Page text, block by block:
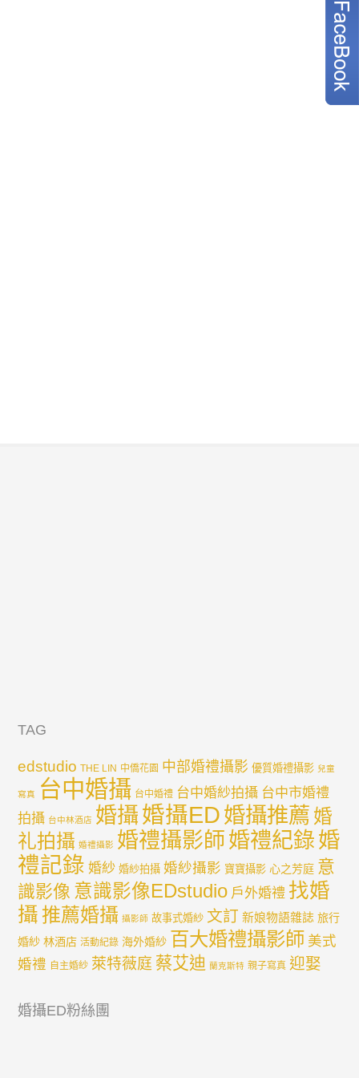
TAG
edstudio THE LIN 中僑花園 中部婚禮攝影 優質婚禮攝影 兒童
寫真 台中婚攝 台中婚禮 台中婚紗拍攝 台中市婚禮
拍攝 台中林酒店 婚攝婚攝ED婚攝推薦 婚
礼拍攝 婚禮攝影 婚禮攝影師 婚禮紀錄婚
禮記錄 婚紗 婚紗拍攝 婚紗攝影 寶寶攝影 心之芳庭 意
識影像 意識影像EDstudio 戶外婚禮 找婚
攝 推薦婚攝 攝影師 故事式婚紗 文訂 新娘物語雜誌 旅行
婚紗 林酒店 活動紀錄 海外婚紗 百大婚禮攝影師 美式
婚禮 自主婚紗 萊特薇庭 蔡艾迪 蘭克斯特 親子寫真 迎娶
婚攝ED粉絲團